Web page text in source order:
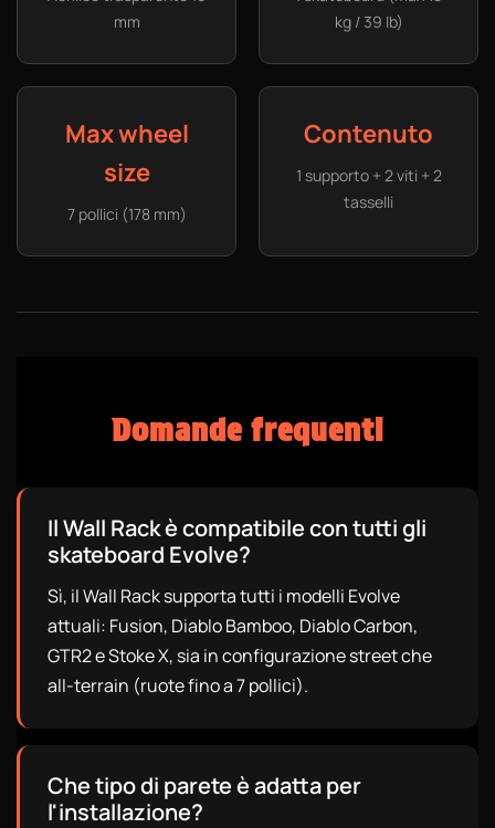
mm
kg / 39 lb)
Max wheel
size
7 pollici (178 mm)
Contenuto
1 supporto + 2 viti + 2
tasselli
Domande frequenti
Il Wall Rack è compatibile con tutti gli
skateboard Evolve?
Sì, il Wall Rack supporta tutti i modelli Evolve
attuali: Fusion, Diablo Bamboo, Diablo Carbon,
GTR2 e Stoke X, sia in configurazione street che
all-terrain (ruote fino a 7 pollici).
Che tipo di parete è adatta per
l'installazione?